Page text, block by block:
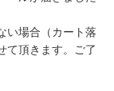
い場合（カート落
て頂きます。ご了